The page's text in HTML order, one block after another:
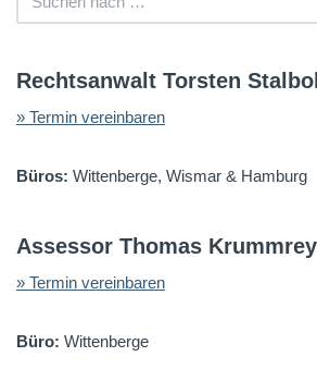
Rechtsanwalt Torsten
» Termin vereinbaren
Büros: Wittenberge, Wismar & Hamburg
Assessor Thomas Krummrey
» Termin vereinbaren
Büro: Wittenberge